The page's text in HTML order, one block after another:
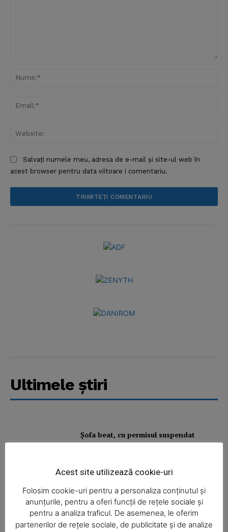
News Week
Salvați numele meu, adresa de e-mail și site-ul web în
acest browser pentru data viitoare i comentariu.
Ultimele ştiri
Şofa beat, cu permisul suspendat
I-aţi văzut?
Acest site utilizează cookie-uri
Folosim cookie-uri pentru a personaliza conținutul și
anunțurile, pentru a oferi funcții de rețele sociale și
pentru a analiza traficul. De asemenea, le oferim
partenerilor de rețele sociale, de publicitate și de analize